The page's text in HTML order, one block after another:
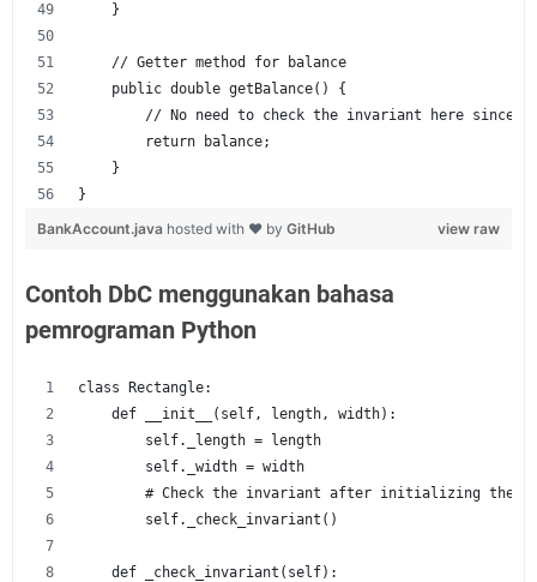
    }
    // Getter method for balance
    public double getBalance() {
// No need to check the invariant here since
        return balance;
    }
}
view raw
BankAccount.java hosted with ❤ by GitHub
Contoh DbC menggunakan bahasa
pemrograman Python
class Rectangle:
    def __init__(self, length, width):
        self._length = length
        self._width = width
# Check the invariant after initializing the
        self._check_invariant()
    def _check_invariant(self):